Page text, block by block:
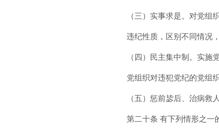
（三）实事求是。对党
违纪性质，区别不同情况
（四）民主集中制。实
党组织对违犯党纪的党组
（五）惩前毖后、治病
第二十条 有下列情形之一